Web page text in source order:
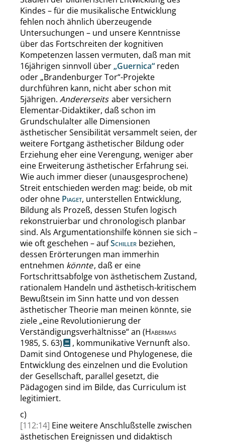
Kindes – für die musikalische Entwicklung
fehlen noch ähnlich überzeugende
Untersuchungen – und unsere Kenntnisse
über das Fortschreiten der kognitiven
Kompetenzen lassen vermuten, daß man mit
16jährigen sinnvoll über„Guernica“ reden
oder „Brandenburger Tor“-Projekte
durchführen kann, nicht aber schon mit
5jährigen. Andererseits aber versichern
Elementar-Didaktiker, daß schon im
Grundschulalter alle Dimensionen
ästhetischer Sensibilität versammelt seien, der
weitere Fortgang ästhetischer Bildung oder
Erziehung eher eine Verengung, weniger aber
eine Erweiterung ästhetischer Erfahrung sei.
Wie auch immer dieser (unausgesprochene)
Streit entschieden werden mag: beide, ob mit
oder ohne Piaget, unterstellen Entwicklung,
Bildung als Prozeß, dessen Stufen logisch
rekonstruierbar und chronologisch planbar
sind. Als Argumentationshilfe können sie sich –
wie oft geschehen – aufSchiller beziehen,
dessen Erörterungen man immerhin
entnehmen könnte, daß er eine
Fortschrittsabfolge von ästhetischem Zustand,
rationalem Handeln und ästhetisch-kritischem
Bewußtsein im Sinn hatte und von dessen
ästhetischer Theorie man meinen könnte, sie
ziele „eine Revolutionierung der
Verständigungsverhältnisse“an (Habermas
1985, S. 63)
, kommunikative Vernunft also.
Damit sind Ontogenese und Phylogenese, die
Entwicklung des einzelnen und die Evolution
der Gesellschaft, parallel gesetzt, die
Pädagogen sind im Bilde, das Curriculum ist
legitimiert.
c)
[112:14] Eine weitere Anschlußstelle zwischen
ästhetischen Ereignissen und didaktisch